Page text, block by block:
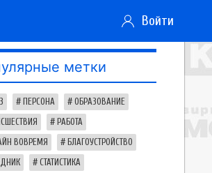
Войти
метки
ПЕРСОНА ОБРАЗОВАНИЕ
РАБОТА
ВОВРЕМЯ БЛАГОУСТРОЙСТВО
СТАТИСТИКА